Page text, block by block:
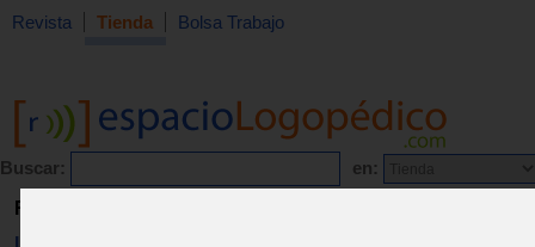
Revista Tienda Bolsa Trabajo
Buscar: en:
Revista